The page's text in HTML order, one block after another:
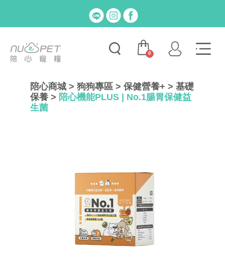
0
陪心商城 > 狗狗專區 > 保健營養+ > 基礎
保養 > 陪心機能PLUS | No.1腸胃保健益
生菌